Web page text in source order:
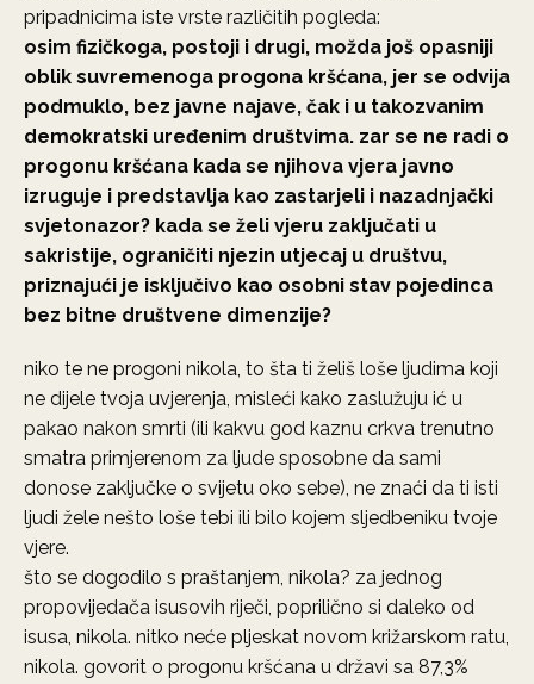
pripadnicima iste vrste različitih pogleda:
osim fizičkoga, postoji i drugi, možda još opasniji
oblik suvremenoga progona kršćana, jer se odvija
podmuklo, bez javne najave, čak i u takozvanim
demokratski uređenim društvima. zar se ne radi o
progonu kršćana kada se njihova vjera javno
izruguje i predstavlja kao zastarjeli i nazadnjački
svjetonazor? kada se želi vjeru zaključati u
sakristije, ograničiti njezin utjecaj u društvu,
priznajući je isključivo kao osobni stav pojedinca
bez bitne društvene dimenzije?
niko te ne progoni nikola, to šta ti želiš loše ljudima koji
ne dijele tvoja uvjerenja, misleći kako zaslužuju ić u
pakao nakon smrti (ili kakvu god kaznu crkva trenutno
smatra primjerenom za ljude sposobne da sami
donose zaključke o svijetu oko sebe), ne znaći da ti isti
ljudi žele nešto loše tebi ili bilo kojem sljedbeniku tvoje
vjere.
što se dogodilo s praštanjem, nikola? za jednog
propovijedača isusovih riječi, poprilično si daleko od
isusa, nikola. nitko neće pljeskat novom križarskom ratu,
nikola. govorit o progonu kršćana u državi sa 87,3%